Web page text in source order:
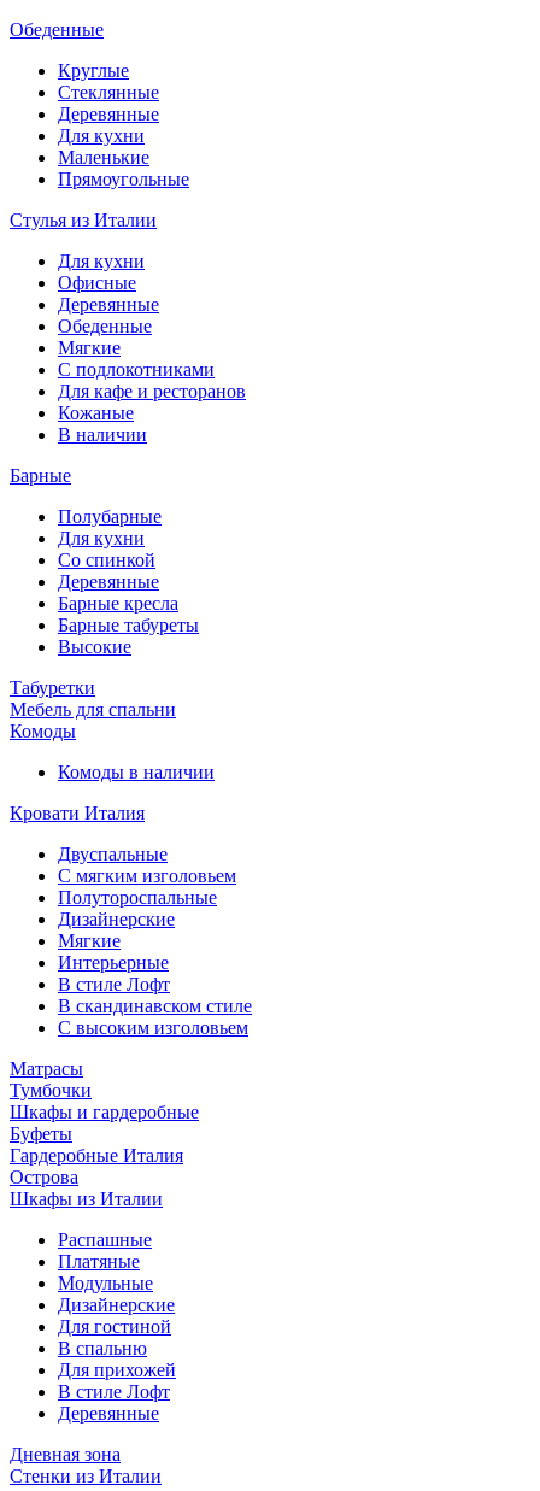
Обеденные
Круглые
Стеклянные
Деревянные
Для кухни
Маленькие
Прямоугольные
Стулья из Италии
Для кухни
Офисные
Деревянные
Обеденные
Мягкие
С подлокотниками
Для кафе и ресторанов
Кожаные
В наличии
Барные
Полубарные
Для кухни
Со спинкой
Деревянные
Барные кресла
Барные табуреты
Высокие
Табуретки
Мебель для спальни
Комоды
Комоды в наличии
Кровати Италия
Двуспальные
С мягким изголовьем
Полутороспальные
Дизайнерские
Мягкие
Интерьерные
В стиле Лофт
В скандинавском стиле
С высоким изголовьем
Матрасы
Тумбочки
Шкафы и гардеробные
Буфеты
Гардеробные Италия
Острова
Шкафы из Италии
Распашные
Платяные
Модульные
Дизайнерские
Для гостиной
В спальню
Для прихожей
В стиле Лофт
Деревянные
Дневная зона
Стенки из Италии